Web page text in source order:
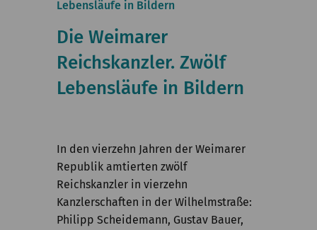
Sprache
Kontakt
English
KGParl
Kommission
Institut
Forschung
Lebensläufe in Bildern
Die Weimarer
Reichskanzler. Zwölf
Lebensläufe in Bildern
In den vierzehn Jahren der Weimarer
Republik amtierten zwölf
Reichskanzler in vierzehn
Kanzlerschaften in der Wilhelmstraße:
Philipp Scheidemann, Gustav Bauer,